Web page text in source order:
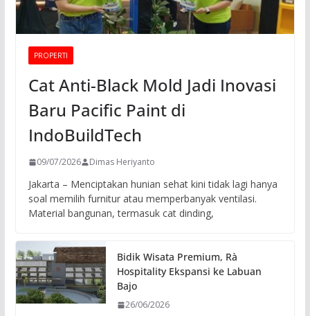
PROPERTI
Cat Anti-Black Mold Jadi Inovasi
Baru Pacific Paint di
IndoBuildTech
09/07/2026 Dimas Heriyanto
Jakarta – Menciptakan hunian sehat kini tidak lagi hanya
soal memilih furnitur atau memperbanyak ventilasi.
Material bangunan, termasuk cat dinding,
Bidik Wisata Premium, Rà
Hospitality Ekspansi ke Labuan
Bajo
26/06/2026